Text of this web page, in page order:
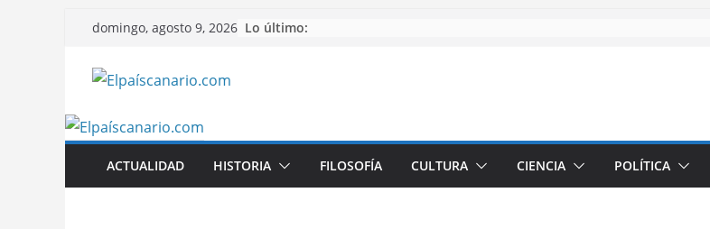
Saltar
contenido
domingo, agosto 9, 2026 Lo último:
ACTUALIDAD HISTORIA FILOSOFÍA CULTURA CIENCIA POLÍTICA